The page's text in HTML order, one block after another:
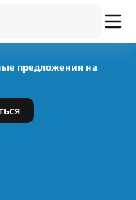
предложения на